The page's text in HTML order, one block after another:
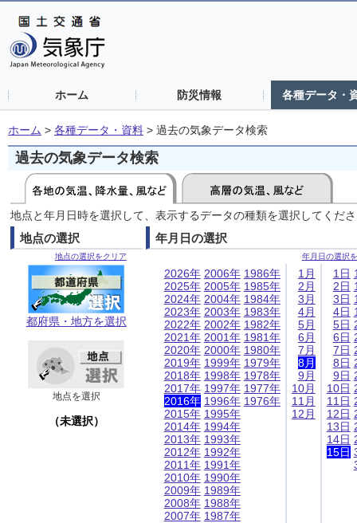
ホーム 防災情報 各種データ・
ホーム > 各種データ・資料 > 過去の気象データ検索
過去の気象データ検索
地点と年月日時を選択して、表示するデータの種類を選択してくだ
地点の選択
地点の選択をクリア
都府県・地方を選択
地点を選択
（未選択）
年月日の選択
年月日の選択
2026年
2025年
2024年
2023年
2022年
2021年
2020年
2019年
2018年
2017年
2016年
2015年
2014年
2013年
2012年
2011年
2010年
2009年
2008年
2007年
2006年
2005年
2004年
2003年
2002年
2001年
2000年
1999年
1998年
1997年
1996年
1995年
1994年
1993年
1992年
1991年
1990年
1989年
1988年
1987年
1986年
1985年
1984年
1983年
1982年
1981年
1980年
1979年
1978年
1977年
1976年
1月
2月
3月
4月
5月
6月
7月
8月
9月
10月
11月
12月
1日
2日
3日
4日
5日
6日
7日
8日
9日
10日
11日
12日
13日
14日
15日